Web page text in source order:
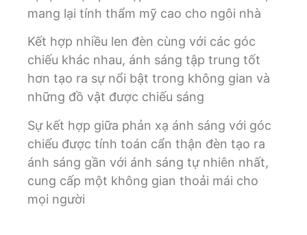
mang lại tính thẩm mỹ cao cho ngôi nhà
Kết hợp nhiều len đèn cùng với các góc
chiếu khác nhau, ánh sáng tập trung tốt
hơn tạo ra sự nổi bật trong không gian và
những đồ vật được chiếu sáng
Sự kết hợp giữa phản xạ ánh sáng với góc
chiếu được tính toán cẩn thận đèn tạo ra
ánh sáng gần với ánh sáng tự nhiên nhất,
cung cấp một không gian thoải mái cho
mọi người